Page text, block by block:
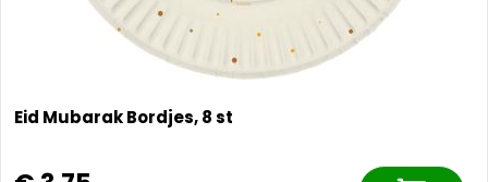
Eid Mubarak Bordjes, 8 st